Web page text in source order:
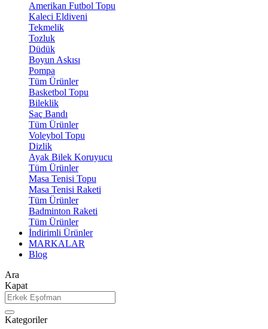
Amerikan Futbol Topu
Kaleci Eldiveni
Tekmelik
Tozluk
Düdük
Boyun Askısı
Pompa
Tüm Ürünler
Basketbol Topu
Bileklik
Saç Bandı
Tüm Ürünler
Voleybol Topu
Dizlik
Ayak Bilek Koruyucu
Tüm Ürünler
Masa Tenisi Topu
Masa Tenisi Raketi
Tüm Ürünler
Badminton Raketi
Tüm Ürünler
İndirimli Ürünler
MARKALAR
Blog
Ara
Kapat
Kategoriler